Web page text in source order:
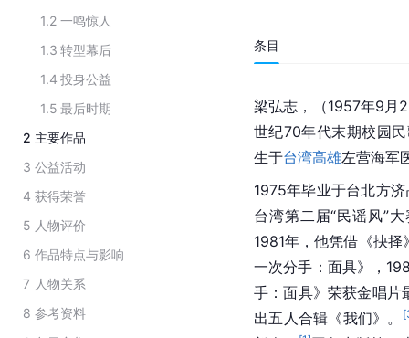
1.2 一鸣惊人
1.3 转型幕后
1.4 投身公益
1.5 最后时期
2 主要作品
3 公益活动
4 获得荣誉
5 人物评价
6 作品特点与影响
7 人物关系
8 参考资料
条目
梁弘志，（1957年9月
世纪70年代末期校园
生于台湾高雄左营海军
1975年毕业于台北方
台湾第二届“民谣风”
1981年，他凭借《抉择
一次分手：面具》，
手：面具》荣获金唱片
出五人合辑《我们》。
[